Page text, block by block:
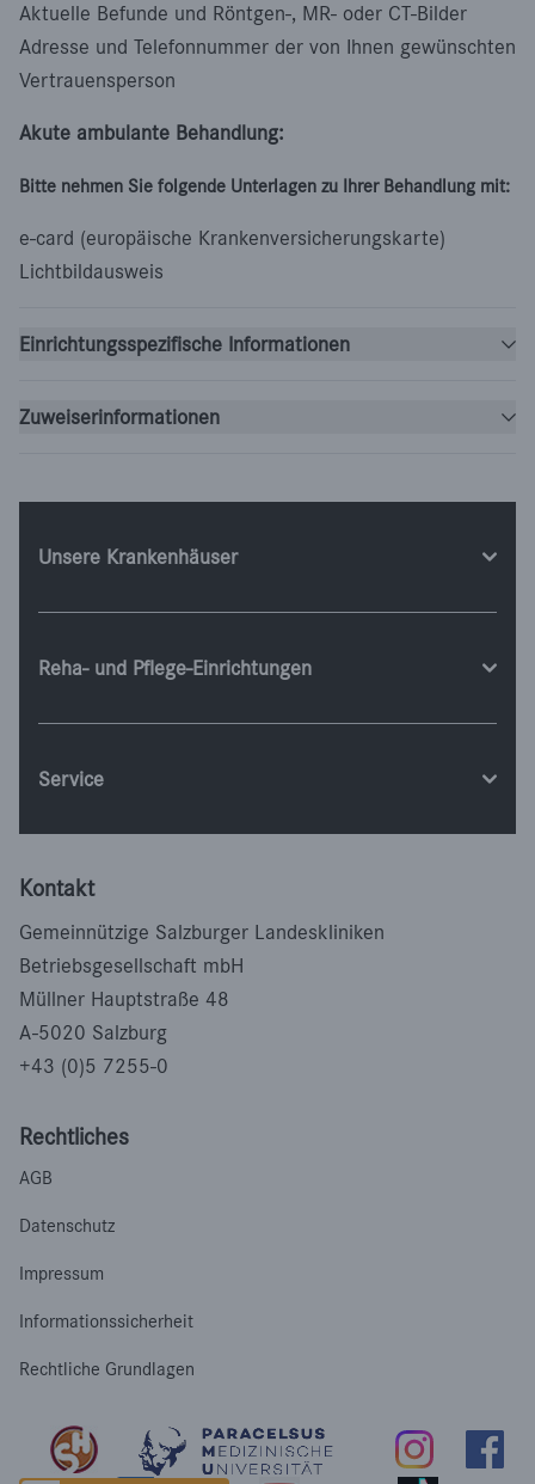
Aktuelle Befunde und Röntgen-, MR- oder CT-Bilder
Adresse und Telefonnummer der von Ihnen gewünschten
Vertrauensperson
Akute ambulante Behandlung:
Bitte nehmen Sie folgende Unterlagen zu Ihrer Behandlung mit:
e-card (europäische Krankenversicherungskarte)
Lichtbildausweis
Einrichtungsspezifische Informationen
Zuweiserinformationen
Unsere Krankenhäuser
Reha- und Pflege-Einrichtungen
Service
Kontakt
Gemeinnützige Salzburger Landeskliniken
Betriebsgesellschaft mbH
Müllner Hauptstraße 48
A-5020 Salzburg
+43 (0)5 7255-0
Rechtliches
AGB
Datenschutz
Impressum
Informationssicherheit
Rechtliche Grundlagen